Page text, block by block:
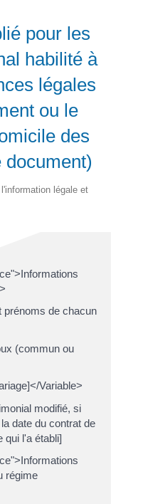
pour les
habilité à
légales
ou le
des
document)
légale et
prénoms de chacun
(commun ou
Variable>
modifié, si
date du contrat de
qui l'a établi]
régime